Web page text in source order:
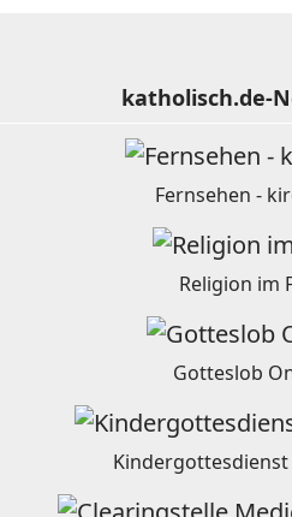
katholisch.de-
Fernsehen -
Religion im
Gotteslob